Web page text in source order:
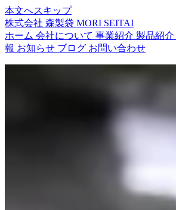
本文へスキップ
株式会社 森製袋 MORI SEITAI
ホーム 会社について 事業紹介 製品紹介
報 お知らせ ブログ お問い合わせ
株式会社森製袋は、挑戦を忘れません。